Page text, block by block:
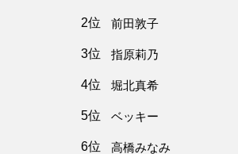
2位 前田敦子
3位 指原莉乃
4位 堀北真希
5位 ベッキー
6位 高橋みなみ